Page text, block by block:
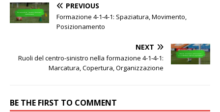
PREVIOUS
Formazione 4-1-4-1: Spaziatura, Movimento,
Posizionamento
NEXT
Ruoli del centro-sinistro nella formazione 4-1-4-1:
Marcatura, Copertura, Organizzazione
BE THE FIRST TO COMMENT